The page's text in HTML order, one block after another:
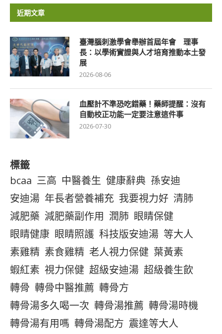
近期文章
臺灣腦刺激學會舉辦首屆年會 理事
長：以學術實證與人才培育推動本土發
展
2026-08-06
血壓計不準恐吃錯藥！藥師提醒：沒有
自動校正功能一定要注意這件事
2026-07-30
標籤
bcaa 三高 中醫養生 健康辭典 孫安迪
安迪湯 年長者營養補充 我要視力好 清肺
減肥藥 減肥藥副作用 潤肺 眼睛保健
眼睛健康 眼睛照護 科技版安迪湯 等大人
素雞精 素食雞精 老人視力保健 葉黃素
蝦紅素 視力保健 超級安迪湯 超級養生飲
轉骨 轉骨中醫推薦 轉骨方
轉骨湯多久喝一次 轉骨湯推薦 轉骨湯時機
轉骨湯有用嗎 轉骨湯配方 震達等大人